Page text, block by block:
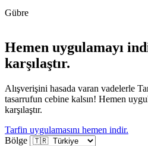
Gübre
Hemen uygulamayı
karşılaştır.
Alışverişini hasada varan vadelerle
tasarrufun cebine kalsın! Hemen
karşılaştır.
Tarfin uygulamasını hemen indir.
Bölge